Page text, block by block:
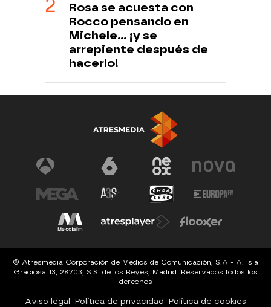
Rosa se acuesta con
Rocco pensando en
Michele… ¡y se
arrepiente después de
hacerlo!
© Atresmedia Corporación de Medios de Comunicación, S.A - A. Isla
Graciosa 13, 28703, S.S. de los Reyes, Madrid. Reservados todos los
derechos
Aviso legal Política de privacidad Política de cookies